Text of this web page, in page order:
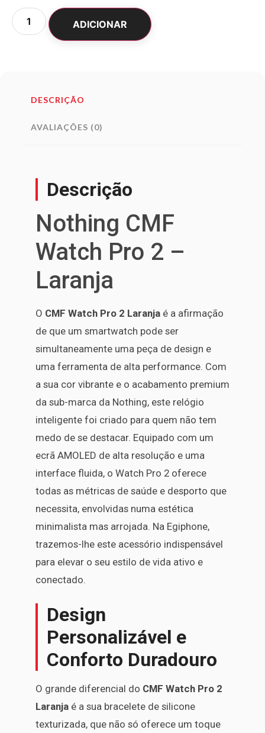
ADICIONAR
DESCRIÇÃO
AVALIAÇÕES (0)
Descrição
Nothing CMF
Watch Pro 2 –
Laranja
O CMF Watch Pro 2 Laranja é a afirmação
de que um smartwatch pode ser
simultaneamente uma peça de design e
uma ferramenta de alta performance. Com
a sua cor vibrante e o acabamento premium
da sub-marca da Nothing, este relógio
inteligente foi criado para quem não tem
medo de se destacar. Equipado com um
ecrã AMOLED de alta resolução e uma
interface fluida, o Watch Pro 2 oferece
todas as métricas de saúde e desporto que
necessita, envolvidas numa estética
minimalista mas arrojada. Na Egiphone,
trazemos-lhe este acessório indispensável
para elevar o seu estilo de vida ativo e
conectado.
Design
Personalizável e
Conforto Duradouro
O grande diferencial do CMF Watch Pro 2
Laranja é a sua bracelete de silicone
texturizada, que não só oferece um toque